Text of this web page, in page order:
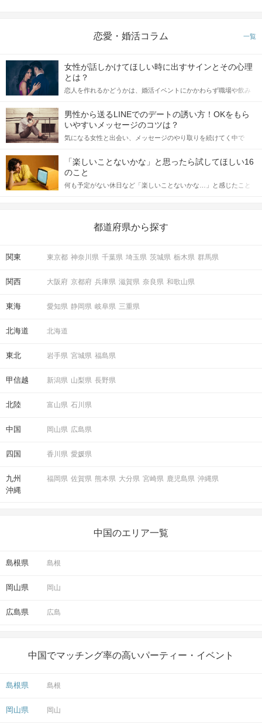
恋愛・婚活コラム 一覧
女性が話しかけてほしい時に出すサインとその心理
とは？
恋人を作れるかどうかは、婚活イベントにかかわらず職場や飲み
てアプローチできるかにも左右されます。 これから恋人作りを本
格的に始めようとしている方は、女性が異性を求めて出すサイン
をしっかりと理解し、正しい行動に移せるかどうかが重要。 この
記事では、女性が話しかけて欲しい時に出すサインとその心理を
合にどのような行動に繋げるべきかをご紹介していきます。
男性から送るLINEでのデートの誘い方！OKをもら
いやすいメッセージのコツは？
気になる女性と出会い、メッセージのやり取りを続けてく中で
しかし、中には「どう誘ったらいいの？」とお困りの男性もいら
っしゃるのではないでしょうか。 そこで今回は、男性から女性へ
送るLINEでのデートの誘い方のコツをご紹介します。例文も混じ
えながら解説するので、ぜひ参考にしてください。
「楽しいことないかな」と思ったら試してほしい16
のこと
何も予定がない休日など「楽しいことないかな…」と感じたこと
の楽しいことアイデアを集めました♪ いままさに楽しいことを探し
都道府県から探す
関東 東京都 神奈川県 千葉県 埼玉県 茨城県 栃木県 群馬県
関西 大阪府 京都府 兵庫県 滋賀県 奈良県 和歌山県
東海 愛知県 静岡県 岐阜県 三重県
北海道 北海道
東北 岩手県 宮城県 福島県
甲信越 新潟県 山梨県 長野県
北陸 富山県 石川県
中国 岡山県 広島県
四国 香川県 愛媛県
九州
沖縄
福岡県 佐賀県 熊本県 大分県 宮崎県 鹿児島県 沖縄県
中国のエリア一覧
島根県 島根
岡山県 岡山
広島県 広島
中国でマッチング率の高いパーティー・イベント
島根県 島根
岡山県 岡山